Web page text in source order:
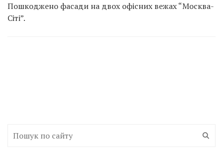
Пошкоджено фасади на двох офісних вежах “Москва-
Сіті”.